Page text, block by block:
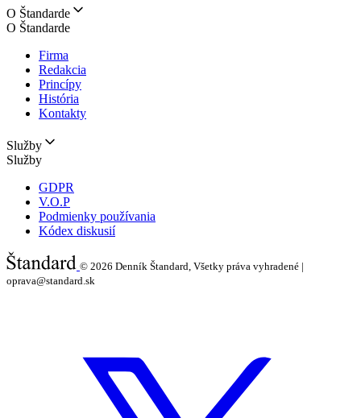
O Štandarde
O Štandarde
Firma
Redakcia
Princípy
História
Kontakty
Služby
Služby
GDPR
V.O.P
Podmienky používania
Kódex diskusií
© 2026 Denník Štandard, Všetky práva vyhradené |
oprava@standard.sk